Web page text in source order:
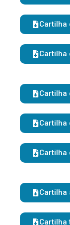
Cartilha
Cartilha
Cartilha
Cartilha
Cartilha
Cartilha
Cartilha